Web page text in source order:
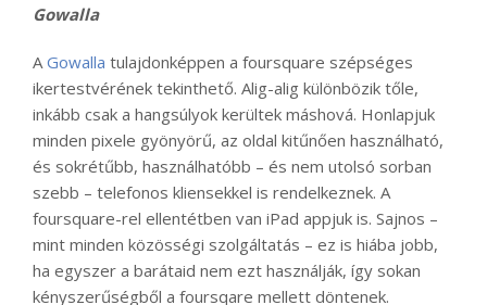
Gowalla
A Gowalla tulajdonképpen a foursquare szépséges
ikertestvérének tekinthető. Alig-alig különbözik tőle,
inkább csak a hangsúlyok kerültek máshová. Honlapjuk
minden pixele gyönyörű, az oldal kitűnően használható,
és sokrétűbb, használhatóbb – és nem utolsó sorban
szebb – telefonos kliensekkel is rendelkeznek. A
foursquare-rel ellentétben van iPad appjuk is. Sajnos –
mint minden közösségi szolgáltatás – ez is hiába jobb,
ha egyszer a barátaid nem ezt használják, így sokan
kényszerűségből a foursqare mellett döntenek.